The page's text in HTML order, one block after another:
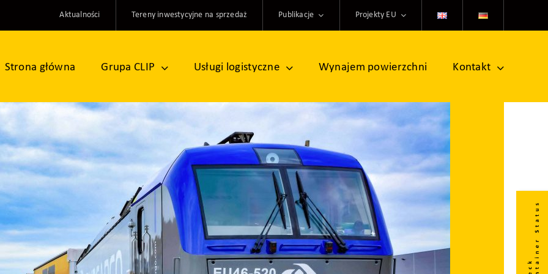
Aktualności Tereny inwestycyjne na sprzedaż Publikacje Projekty EU
Strona główna Grupa CLIP Usługi logistyczne Wynajem powierzchni Kontakt